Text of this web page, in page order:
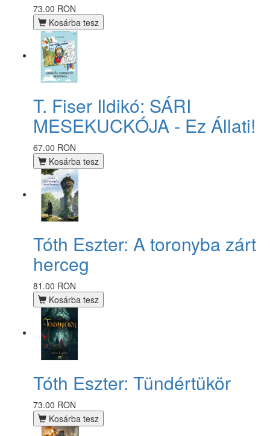
73.00 RON
Kosárba tesz
T. Fiser Ildikó: SÁRI
MESEKUCKÓJA - Ez Állati!
67.00 RON
Kosárba tesz
Tóth Eszter: A toronyba zárt
herceg
81.00 RON
Kosárba tesz
Tóth Eszter: Tündértükör
73.00 RON
Kosárba tesz